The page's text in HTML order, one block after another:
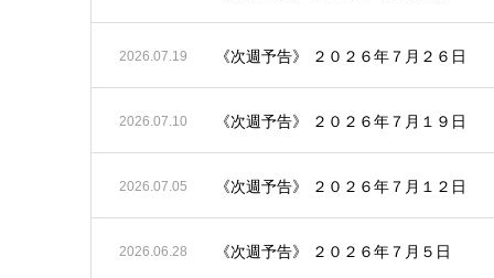
2026.07.19 《次週予告》 ２０２６年７月２６日
2026.07.10 《次週予告》 ２０２６年７月１９日
2026.07.05 《次週予告》 ２０２６年７月１２日
2026.06.28 《次週予告》 ２０２６年７月５日